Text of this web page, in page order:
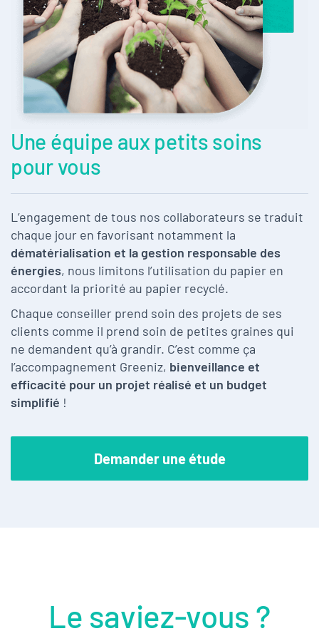
Une équipe aux petitssoins
pour vous
L’engagement de tous nos collaborateurs se traduit
chaque jour en favorisant notamment la
dématérialisation et la gestion responsable des
énergies, nous limitons l’utilisation du papier en
accordant la priorité au papier recyclé.
Chaque conseiller prend soin des projets de ses
clients comme il prend soin de petites graines qui
ne demandent qu’à grandir. C’est comme ça
l’accompagnement Greeniz, bienveillance et
efficacité pour un projet réalisé et un budget
simplifié !
Demander une étude
Le saviez-vous ?